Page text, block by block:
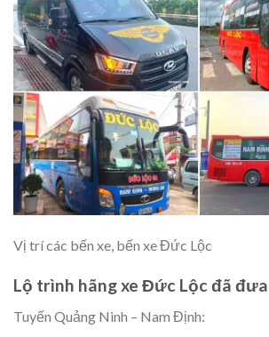
Vị trí các bến xe, bến xe Đức Lộc
Lộ trình hãng xe Đức Lộc đã
Tuyến Quảng Ninh – Nam Định: